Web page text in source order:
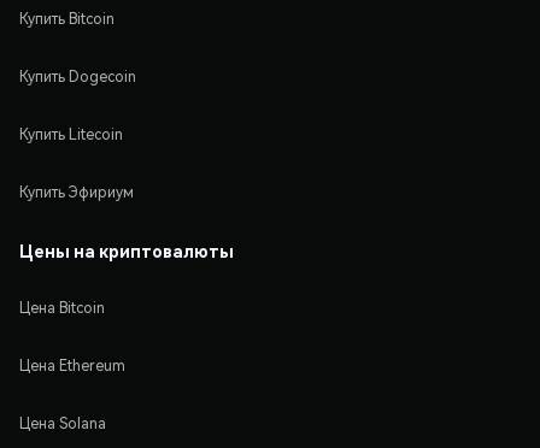
Купить Bitcoin
Купить Dogecoin
Купить Litecoin
Купить Эфириум
Цены на криптовалюты
Цена Bitcoin
Цена Ethereum
Цена Solana